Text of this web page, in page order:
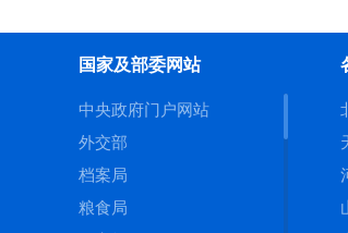
国家及部委网站
中央政府门户网站
外交部
档案局
粮食局